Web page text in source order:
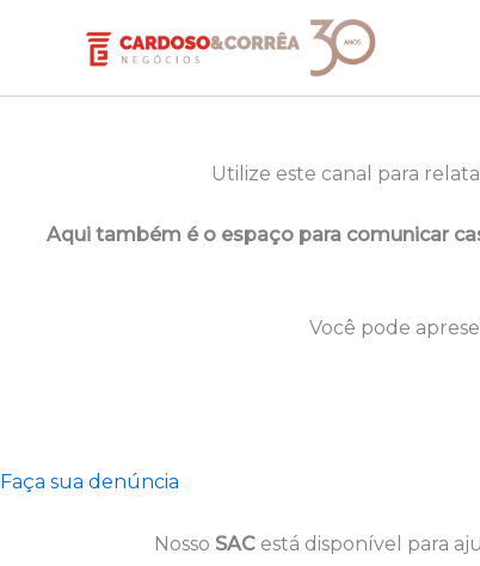
Utilize este canal para
Aqui também é o espaço para comunicar
Você pode
Faça sua denúncia
Nosso SACestá disponível para